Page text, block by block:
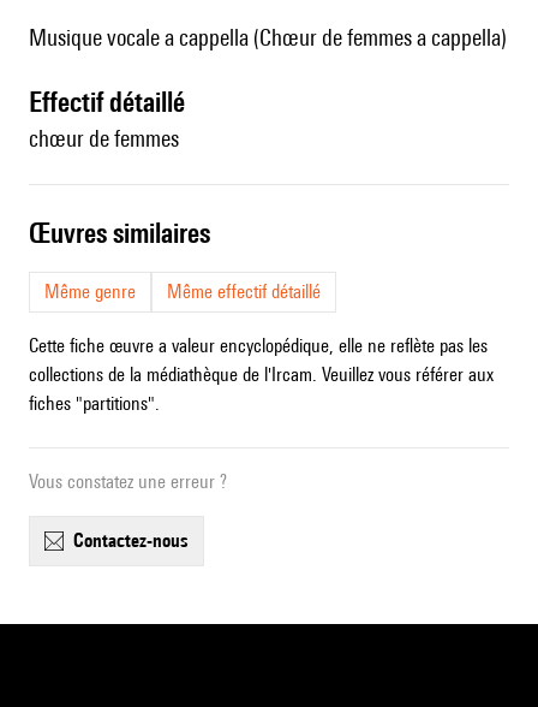
Musique vocale a cappella (Chœur de femmes a cappella)
effectif détaillé
chœur de femmes
œuvres similaires
Même genre Même effectif détaillé
Cette fiche œuvre a valeur encyclopédique, elle ne reflète pas les
collections de la médiathèque de l'Ircam. Veuillez vous référer aux
fiches "partitions".
Vous constatez une erreur ?
contactez-nous